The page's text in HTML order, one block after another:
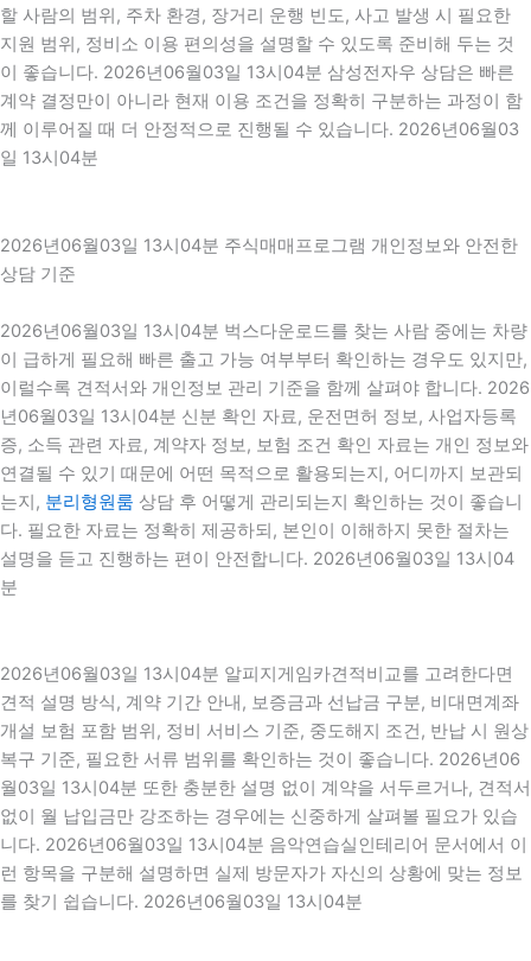
할 사람의 범위, 주차 환경, 장거리 운행 빈도, 사고 발생 시 필요한
지원 범위, 정비소 이용 편의성을 설명할 수 있도록 준비해 두는 것
이 좋습니다. 2026년06월03일 13시04분 삼성전자우 상담은 빠른
계약 결정만이 아니라 현재 이용 조건을 정확히 구분하는 과정이 함
께 이루어질 때 더 안정적으로 진행될 수 있습니다. 2026년06월03
일 13시04분
2026년06월03일 13시04분 주식매매프로그램 개인정보와 안전한
상담 기준
2026년06월03일 13시04분 벅스다운로드를 찾는 사람 중에는 차량
이 급하게 필요해 빠른 출고 가능 여부부터 확인하는 경우도 있지만,
이럴수록 견적서와 개인정보 관리 기준을 함께 살펴야 합니다. 2026
년06월03일 13시04분 신분 확인 자료, 운전면허 정보, 사업자등록
증, 소득 관련 자료, 계약자 정보, 보험 조건 확인 자료는 개인 정보와
연결될 수 있기 때문에 어떤 목적으로 활용되는지, 어디까지 보관되
는지, 분리형원룸 상담 후 어떻게 관리되는지 확인하는 것이 좋습니
다. 필요한 자료는 정확히 제공하되, 본인이 이해하지 못한 절차는
설명을 듣고 진행하는 편이 안전합니다. 2026년06월03일 13시04
분
2026년06월03일 13시04분 알피지게임카견적비교를 고려한다면
견적 설명 방식, 계약 기간 안내, 보증금과 선납금 구분, 비대면계좌
개설 보험 포함 범위, 정비 서비스 기준, 중도해지 조건, 반납 시 원상
복구 기준, 필요한 서류 범위를 확인하는 것이 좋습니다. 2026년06
월03일 13시04분 또한 충분한 설명 없이 계약을 서두르거나, 견적서
없이 월 납입금만 강조하는 경우에는 신중하게 살펴볼 필요가 있습
니다. 2026년06월03일 13시04분 음악연습실인테리어 문서에서 이
런 항목을 구분해 설명하면 실제 방문자가 자신의 상황에 맞는 정보
를 찾기 쉽습니다. 2026년06월03일 13시04분